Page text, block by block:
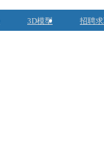
3D模型 招聘